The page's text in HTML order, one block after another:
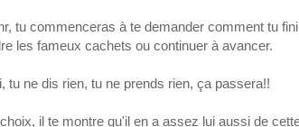
tu commenceras à te demander comment tu
les fameux cachets ou continuer à avancer.
tu ne dis rien, tu ne prends rien, ça passera!!
il te montre qu'il en a assez lui aussi de